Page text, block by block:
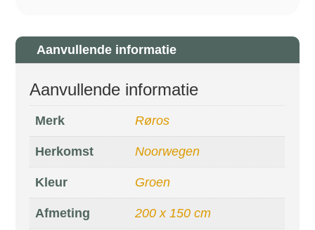
Aanvullende informatie
Aanvullende informatie
Merk Røros
Herkomst Noorwegen
Kleur Groen
Afmeting 200 x 150 cm